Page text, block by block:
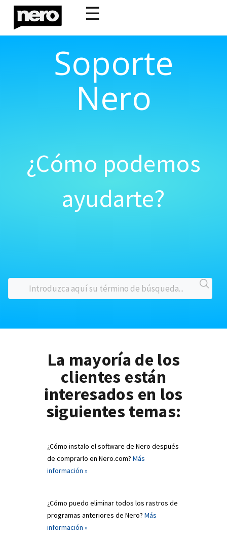
☰
Soporte
Nero
¿Cómo podemos
ayudarte?
La mayoría de los
clientes están
interesados en los
siguientes temas:
¿Cómo instalo el software de Nero después
de comprarlo en Nero.com? Más
información »
¿Cómo puedo eliminar todos los rastros de
programas anteriores de Nero? Más
información »